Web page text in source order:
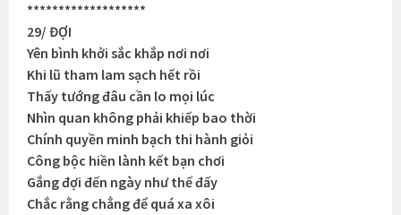
*******************
29/ ĐỢI
Yên bình khởi sắc khắp nơi nơi
Khi lũ tham lam sạch hết rồi
Thấy tướng đâu cần lo mọi lúc
Nhìn quan không phải khiếp bao thời
Chính quyền minh bạch thi hành giỏi
Công bộc hiền lành kết bạn chơi
Gắng đợi đến ngày như thế đấy
Chắc rằng chẳng để quá xa xôi